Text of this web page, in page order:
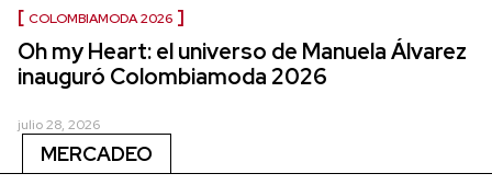
COLOMBIAMODA 2026
Oh my Heart: el universo de Manuela Álvarez
inauguró Colombiamoda 2026
julio 28, 2026
MERCADEO